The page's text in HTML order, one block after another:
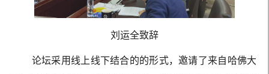
刘运全致辞
论坛采用线上线下结合的的形式，邀请了来自哈佛大